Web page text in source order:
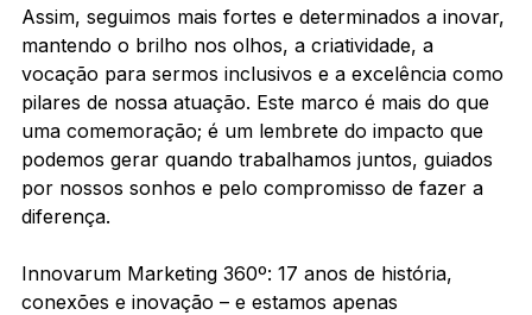
Assim, seguimos mais fortes e determinados a inovar,
mantendo o brilho nos olhos, a criatividade, a
vocação para sermos inclusivos e a excelência como
pilares de nossa atuação. Este marco é mais do que
uma comemoração; é um lembrete do impacto que
podemos gerar quando trabalhamos juntos, guiados
por nossos sonhos e pelo compromisso de fazer a
diferença.
Innovarum Marketing 360º: 17 anos de história,
conexões e inovação – e estamos apenas